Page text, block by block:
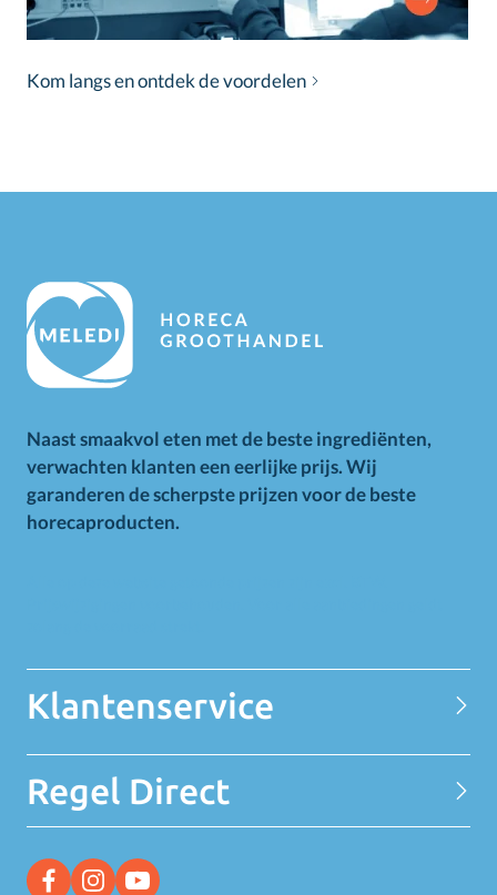
Kom langs en ontdek de voordelen
Naast smaakvol eten met de beste ingrediënten,
verwachten klanten een eerlijke prijs. Wij
garanderen de scherpste prijzen voor de beste
horecaproducten.
Klantenservice
Contact
Privacy Statement
Over MELEDI
MELEDI vestigingen
Regel Direct
Ontvang alle Deals